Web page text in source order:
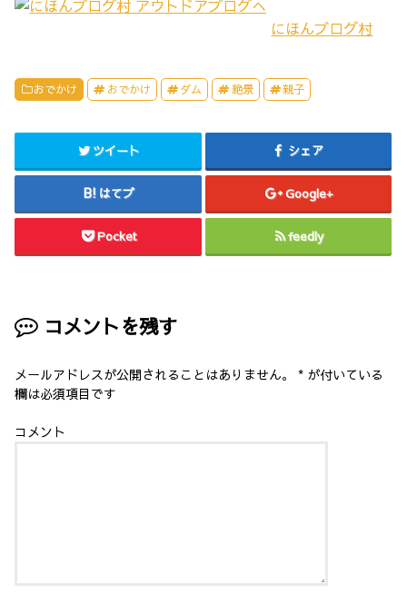
k
に
は
ク
ク
だ
新
ウ
ィ
き
ま
w
で
共
有
し
ウ
ン
ド
ウ
開
ま
す
)
にほんブログ村
おでかけ おでかけ ダム 絶景 親子
ツイート シェア
はてブ Google+
Pocket feedly
コメントを残す
メールアドレスが公開されることはありません。 * が付いている
欄は必須項目です
コメント